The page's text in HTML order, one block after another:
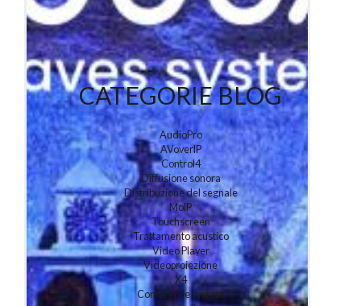
CATEGORIE BLOG
AudioPro
AVoverIP
Control4
Diffusione sonora
Distribuzione del segnale
MoIP
Touchscreen
Trattamento acustico
Video Player
Videoproiezione
X4
Conference system